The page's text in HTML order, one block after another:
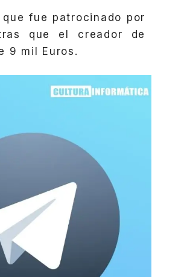
fue patrocinado por
que el creador de
9 mil Euros.